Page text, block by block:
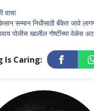
वाचा
सन्मान निधीसाठी बँकेत जावे
पोलीस खालील गोष्टींच्या
Is Caring: